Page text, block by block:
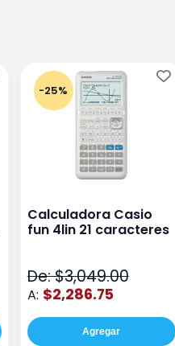
-25%
Calculadora Casio
fun 4lin 21 caracteres
De: $3,049.00
A: $2,286.75
Agregar